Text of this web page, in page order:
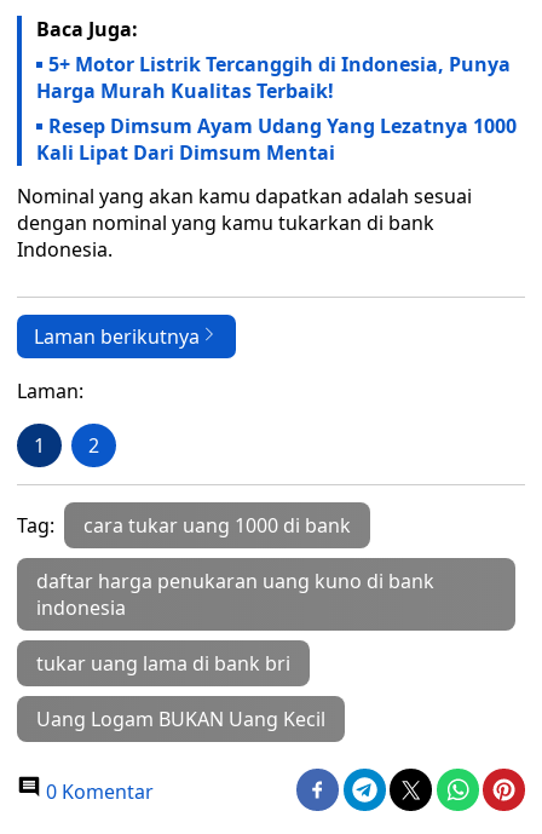
Baca Juga:
5+ Motor Listrik Tercanggih di Indonesia, Punya
Harga Murah Kualitas Terbaik!
Resep Dimsum Ayam Udang Yang Lezatnya 1000
Kali Lipat Dari Dimsum Mentai
Nominal yang akan kamu dapatkan adalah sesuai
dengan nominal yang kamu tukarkan di bank
Indonesia.
Laman berikutnya
Laman:
1 2
Tag: cara tukar uang 1000 di bank
daftar harga penukaran uang kuno di bank
indonesia
tukar uang lama di bank bri
Uang Logam BUKAN Uang Kecil
0 Komentar